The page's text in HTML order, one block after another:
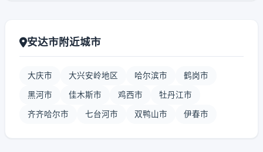
安达市附近城市
大庆市 大兴安岭地区 哈尔滨市 鹤岗市
黑河市 佳木斯市 鸡西市 牡丹江市
齐齐哈尔市 七台河市 双鸭山市 伊春市